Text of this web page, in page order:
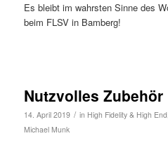
Es bleibt im wahrsten Sinne des
beim FLSV in Bamberg!
Nutzvolles Zubehör
14. April 2019 / in High Fidelity & High End,
Michael Munk